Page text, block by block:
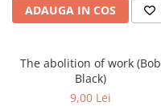
ADAUGA IN COS
The abolition of work (Bob
Black)
9,00 Lei